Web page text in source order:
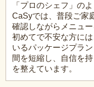
「プロのシェフ」の
CaSyでは、普段ご家
確認しながらメニュー
初めてで不安な方に
いるパッケージプラ
間を短縮し、自信を
を整えています。